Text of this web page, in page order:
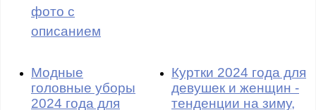
фото с
описанием
Модные
головные уборы
2024 года для
Куртки 2024 года для
девушек и женщин -
тенденции на зиму,